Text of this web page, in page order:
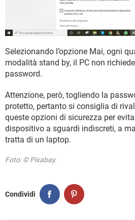
Selezionando l’opzione Mai, ogni
modalità stand by, il PC non
password.
Attenzione, però, togliendo la
protetto, pertanto si consiglia di
queste opzioni di sicurezza per
dispositivo a sguardi indiscreti, a
tratta di un laptop.
Foto: © Pixabay.
Condividi